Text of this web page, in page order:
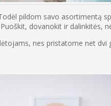
pildom savo asortimentą
dovanokit ir dalinkitės,
nes pristatome net dvi